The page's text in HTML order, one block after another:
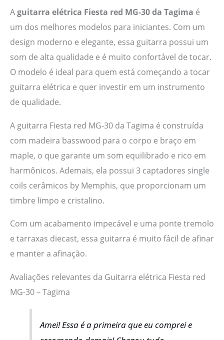
Aguitarra elétrica Fiesta red MG-30 da Tagima é
um dos melhores modelos para iniciantes. Com um
design moderno e elegante, essa guitarra possui um
som de alta qualidade e é muito confortável de tocar.
O modelo é ideal para quem está começando a tocar
guitarra elétrica e quer investir em um instrumento
de qualidade.
A guitarra Fiesta red MG-30 da Tagima é construída
com madeira basswood para o corpo e braço em
maple, o que garante um som equilibrado e rico em
harmônicos. Ademais, ela possui 3 captadores single
coils cerâmicos by Memphis, que proporcionam um
timbre limpo e cristalino.
Com um acabamento impecável e uma ponte tremolo
e tarraxas diecast, essa guitarra é muito fácil de afinar
e manter a afinação.
Avaliações relevantes da Guitarra elétrica Fiesta red
MG-30 – Tagima
Amei! Essa é a primeira que eu comprei e